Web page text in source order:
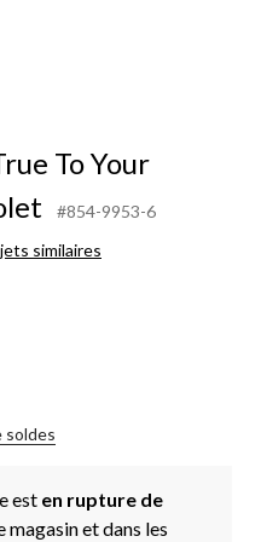
To Your
#854-9953-6
similaires
soldes
est en rupture de
et dans les